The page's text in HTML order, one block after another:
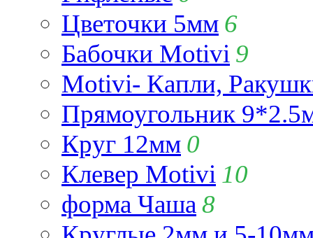
Цветочки 5мм 6
Бабочки Motivi 9
Motivi- Капли,
Прямоугольник
Круг 12мм 0
Клевер Motivi 10
форма Чаша 8